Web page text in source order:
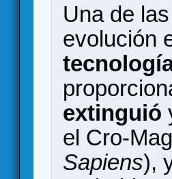
Una de
evolución
extinguió
el Cro-
Sapiens),